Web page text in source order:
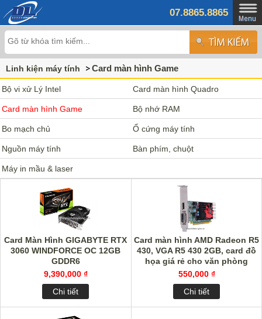
07.8865.8865
Linh kiện máy tính Card màn hình Game
Bộ vi xử Lý Intel Card màn hình Quadro
Card màn hình Game Bộ nhớ RAM
Bo mạch chủ Ổ cứng máy tính
Nguồn máy tính Bàn phím, chuột
Máy in mầu & laser
Card Màn Hình GIGABYTE RTX
3060 WINDFORCE OC 12GB
GDDR6
9,390,000 ₫
Chi tiết
Card màn hình AMD Radeon R5
430, VGA R5 430 2GB, card đồ
họa giá rẻ cho văn phòng
550,000 ₫
Chi tiết